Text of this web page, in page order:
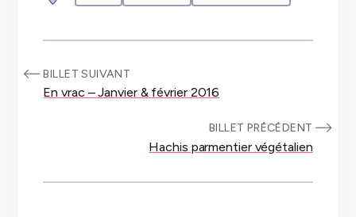
:BILLET SUIVANT
En vrac – Janvier & février 2016
BILLET PRÉCÉDENT
Hachis parmentier végétalien